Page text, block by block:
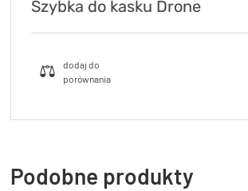
Szybka do kasku Drone
Podobne produkty